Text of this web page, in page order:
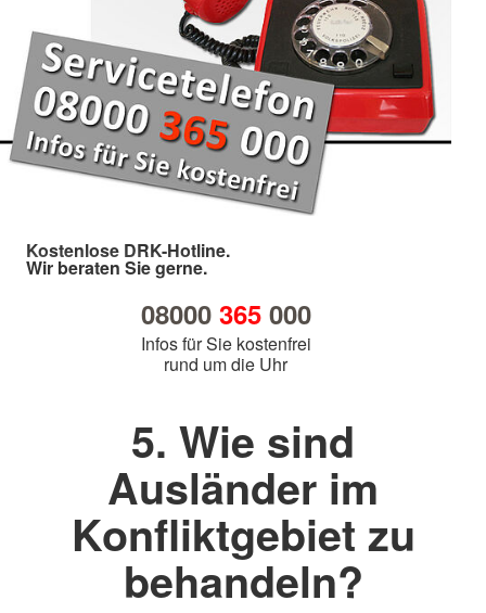
Kostenlose DRK-Hotline.
Wir beraten Sie gerne.
08000 365000
Infos für Sie kostenfrei
rund um die Uhr
5. Wie sind
Ausländer im
Konfliktgebiet zu
behandeln?